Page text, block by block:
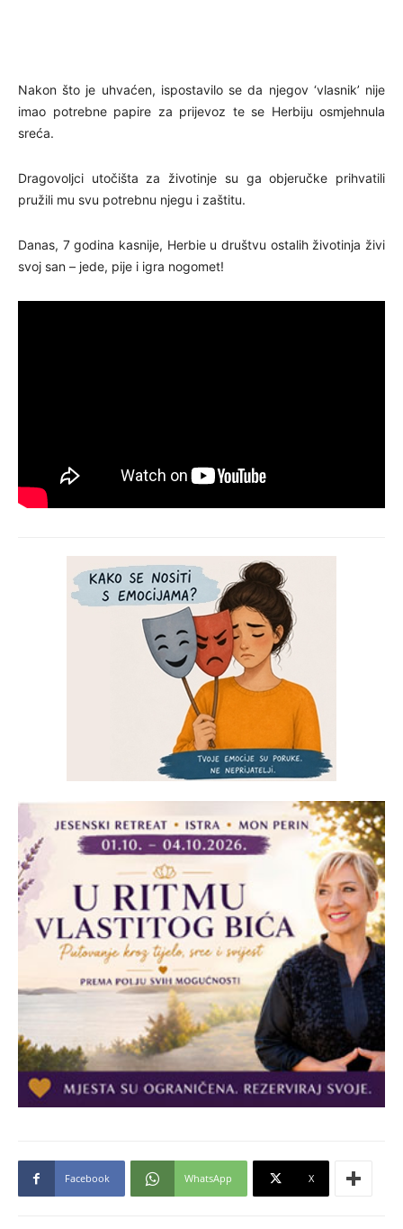
Nakon što je uhvaćen, ispostavilo se da njegov ‘vlasnik’ nije
imao potrebne papire za prijevoz te se Herbiju osmjehnula
sreća.
Dragovoljci utočišta za životinje su ga objeručke prihvatili
pružili mu svu potrebnu njegu i zaštitu.
Danas, 7 godina kasnije, Herbie u društvu ostalih životinja živi
svoj san – jede, pije i igra nogomet!
Facebook WhatsApp X